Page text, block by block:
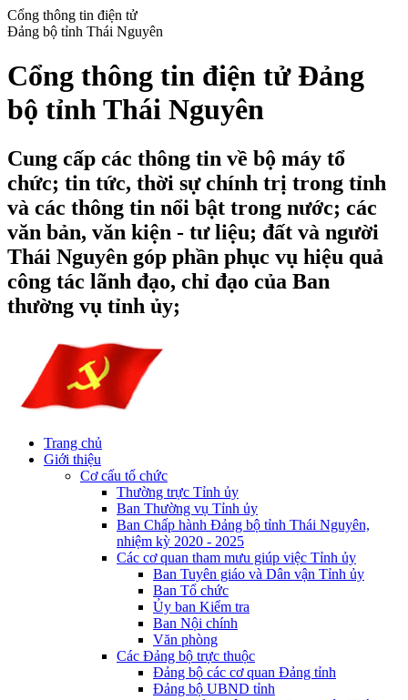
Cổng thông tin điện tử
Đảng bộ tỉnh Thái Nguyên
Cổng thông tin điện tử Đảng
bộ tỉnh Thái Nguyên
Cung cấp các thông tin về bộ máy tổ
chức; tin tức, thời sự chính trị trong tỉnh
và các thông tin nổi bật trong nước; các
văn bản, văn kiện - tư liệu; đất và người
Thái Nguyên góp phần phục vụ hiệu quả
công tác lãnh đạo, chỉ đạo của Ban
thường vụ tỉnh ủy;
Trang chủ
Giới thiệu
Cơ cấu tổ chức
Thường trực Tỉnh ủy
Ban Thường vụ Tỉnh ủy
Ban Chấp hành Đảng bộ tỉnh Thái Nguyên,
nhiệm kỳ 2020 - 2025
Các cơ quan tham mưu giúp việc Tỉnh ủy
Ban Tuyên giáo và Dân vận Tỉnh ủy
Ban Tổ chức
Ủy ban Kiểm tra
Ban Nội chính
Văn phòng
Các Đảng bộ trực thuộc
Đảng bộ các cơ quan Đảng tỉnh
Đảng bộ UBND tỉnh